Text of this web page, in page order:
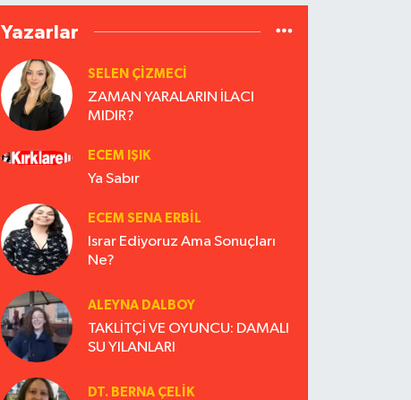
Yazarlar
SELEN ÇİZMECİ
ZAMAN YARALARIN İLACI
MIDIR?
ECEM IŞIK
Ya Sabır
ECEM SENA ERBIL
Israr Ediyoruz Ama Sonuçları
Ne?
ALEYNA DALBOY
TAKLİTÇİ VE OYUNCU: DAMALI
SU YILANLARI
DT. BERNA ÇELIK